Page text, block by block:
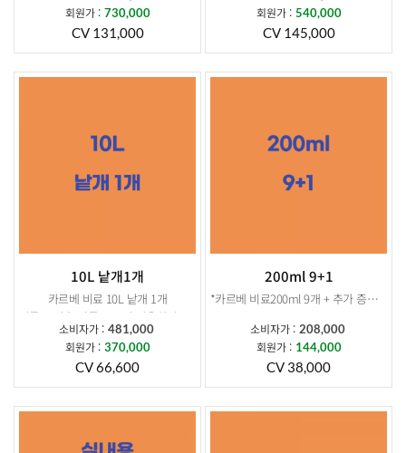
회원가 : 730,000
CV 131,000
회원가 : 540,000
CV 145,000
10L 낱개1개
카르베 비료 10L 낱개 1개
말통 뚜껑은 말통 오프너 사용하셔야 개봉됩니다.
소비자가 : 481,000
회원가 : 370,000
CV 66,600
200ml 9+1
*카르베 비료200ml 9개 + 추가 증정 200ml 1개 *
상품구성: 카르베비료200ml 9개
소비자가 : 187,200
회원가: 144,000
CV : 43,200
소비자가 : 208,000
회원가 : 144,000
CV 38,000